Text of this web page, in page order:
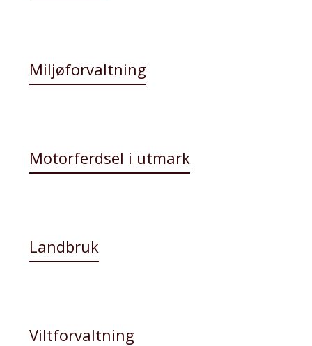
Miljøforvaltning
Motorferdsel i utmark
Landbruk
Viltforvaltning